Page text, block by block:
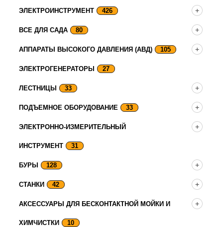
ЭЛЕКТРОИНСТРУМЕНТ 426
ВСЕ ДЛЯ САДА 80
АППАРАТЫ ВЫСОКОГО ДАВЛЕНИЯ (АВД) 105
ЭЛЕКТРОГЕНЕРАТОРЫ 27
ЛЕСТНИЦЫ 33
ПОДЪЕМНОЕ ОБОРУДОВАНИЕ 33
ЭЛЕКТРОННО-ИЗМЕРИТЕЛЬНЫЙ
ИНСТРУМЕНТ 31
БУРЫ 128
СТАНКИ 42
АКСЕССУАРЫ ДЛЯ БЕСКОНТАКТНОЙ МОЙКИ И
ХИМЧИСТКИ 10